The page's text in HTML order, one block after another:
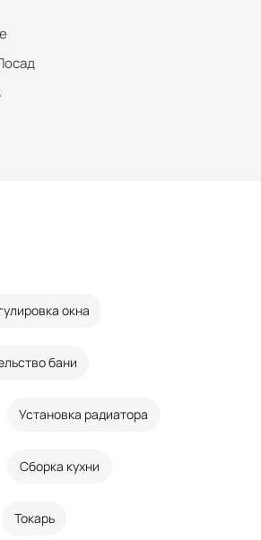
окна
бани
Установка радиатора
Сборка кухни
Токарь